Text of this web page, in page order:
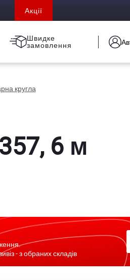
Акції
Швидке
замовлення
кругла
6 м
- з обраних складів